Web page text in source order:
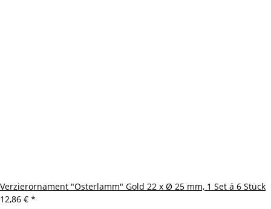
Verzierornament "Osterlamm" Gold 22 x Ø 25 mm, 1 Set á 6 Stück
12,86 € *